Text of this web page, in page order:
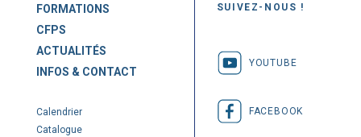
FORMATIONS
CFPS
ACTUALITÉS
INFOS & CONTACT
Calendrier
Catalogue
SUIVEZ-NOUS !
YOUTUBE
FACEBOOK